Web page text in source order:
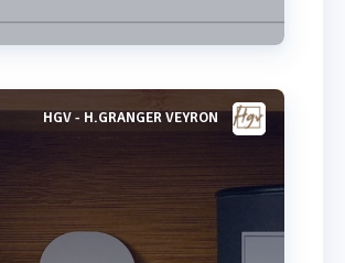
Voir plus
HGV - H.GRANGER VEYRON